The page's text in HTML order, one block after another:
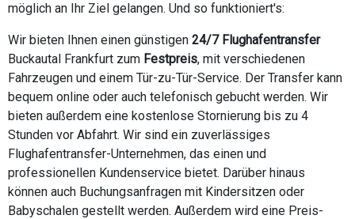
möglich an Ihr Ziel gelangen. Und so funktioniert's:
Wir bieten Ihnen einen günstigen 24/7 Flughafentransfer
Buckautal Frankfurt zum Festpreis, mit verschiedenen
Fahrzeugen und einem Tür-zu-Tür-Service. Der Transfer kann
bequem online oder auch telefonisch gebucht werden. Wir
bieten außerdem eine kostenlose Stornierung bis zu 4
Stunden vor Abfahrt. Wir sind ein zuverlässiges
Flughafentransfer-Unternehmen, das einen und
professionellen Kundenservice bietet. Darüber hinaus
können auch Buchungsanfragen mit Kindersitzen oder
Babyschalen gestellt werden. Außerdem wird eine Preis-